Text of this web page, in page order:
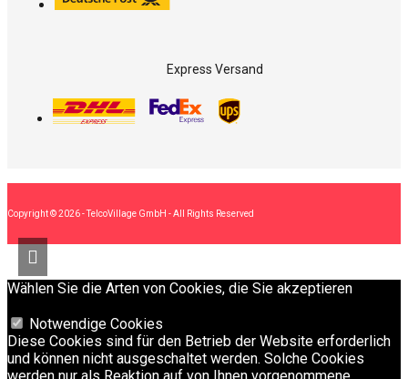
Express Versand
Copyright © 2026 - TelcoVillage GmbH - All Rights Reserved
Wählen Sie die Arten von Cookies, die Sie akzeptieren
Notwendige Cookies
Diese Cookies sind für den Betrieb der Website erforderlich
und können nicht ausgeschaltet werden. Solche Cookies